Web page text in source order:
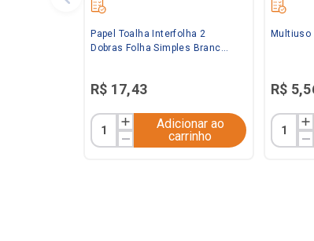
Papel Toalha Interfolha 2
Dobras Folha Simples Branco
R$ 17,43
Adicionar ao
carrinho
Multiuso
R$ 5,